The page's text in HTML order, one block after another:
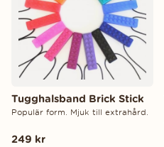
Tugghalsband Brick Stick
Populär form. Mjuk till extrahård.
249 kr